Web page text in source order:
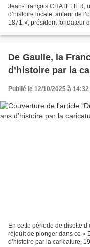
Jean-François CHATELIER,
d’histoire locale, auteur de
1871 », président fondateur
De Gaulle, la
d’histoire par la
Publié le 12/10/2025 à 14:32
En cette période de disette
réjouit de plonger dans ce «
d’histoire par la caricature,